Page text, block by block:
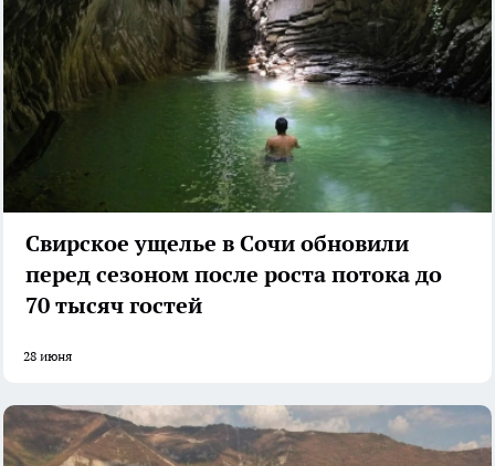
Свирское ущелье в Сочи обновили
перед сезоном после роста потока до
70 тысяч гостей
28 июня